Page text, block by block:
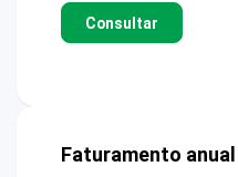
Consultar
Faturamento anual